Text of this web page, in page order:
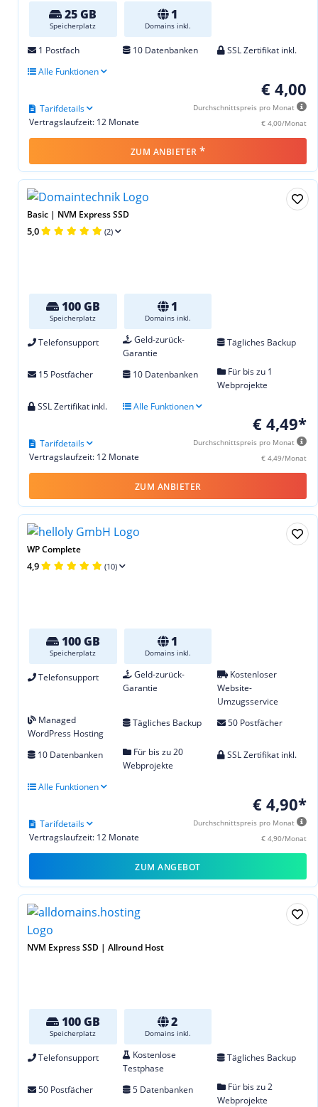
25 GB
Speicherplatz
1
Domains inkl.
1 Postfach 10 Datenbanken
SSL Zertifikat inkl.
Alle Funktionen
€ 4,00
Durchschnittspreis pro Monat
€ 4,00/Monat
Vertragslaufzeit: 12 Monate
Tarifdetails
ZUM ANBIETER *
Basic | NVM Express SSD
5,0 (2)
100 GB
Speicherplatz
1
Domains inkl.
Telefonsupport
Geld-zurück-
Garantie
Tägliches Backup
15 Postfächer 10 Datenbanken
Für bis zu 1
Webprojekte
SSL Zertifikat inkl.
Alle Funktionen
€ 4,49*
Durchschnittspreis pro Monat
€ 4,49/Monat
Vertragslaufzeit: 12 Monate
Tarifdetails
ZUM ANBIETER
WP Complete
4,9 (10)
100 GB
Speicherplatz
1
Domains inkl.
Telefonsupport
Geld-zurück-
Garantie
Kostenloser
Website-
Umzugsservice
Managed
WordPress Hosting
Tägliches Backup 50 Postfächer
10 Datenbanken
Für bis zu 20
Webprojekte
SSL Zertifikat inkl.
Alle Funktionen
€ 4,90*
Durchschnittspreis pro Monat
€ 4,90/Monat
Vertragslaufzeit: 12 Monate
Tarifdetails
ZUM ANGEBOT
NVM Express SSD | Allround Host
100 GB
Speicherplatz
2
Domains inkl.
Telefonsupport
Kostenlose
Testphase
Tägliches Backup
50 Postfächer 5 Datenbanken
Für bis zu 2
Webprojekte